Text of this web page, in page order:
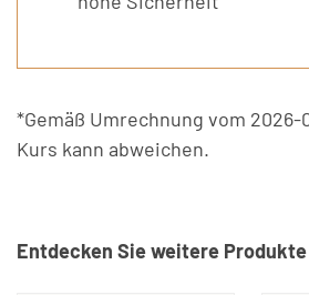
*Gemäß Umrechnung vom
Kurs kann abweichen.
Entdecken Sie weitere Produkte